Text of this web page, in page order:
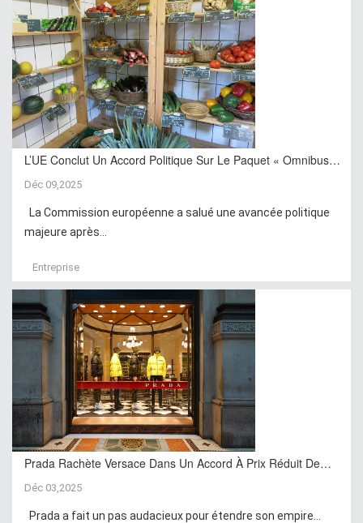
L’UE Conclut Un Accord Politique Sur Le Paquet « Omnibus…
Déc 09,2025
La Commission européenne a salué une avancée politique
majeure après...
Entreprise
Prada Rachète Versace Dans Un Accord À Prix Réduit De…
Déc 03,2025
Prada a fait un pas audacieux pour étendre son empire...